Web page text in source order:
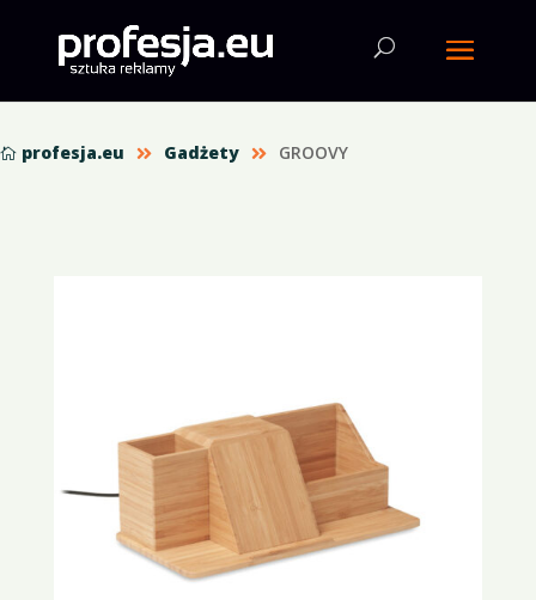
 profesja.eu  Gadżety  GROOVY